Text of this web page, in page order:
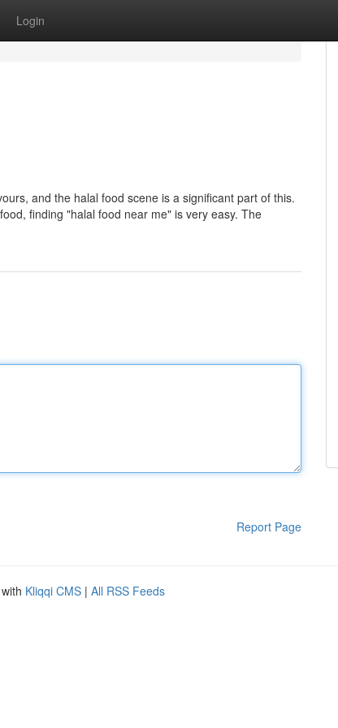
Login
and the halal food scene is a significant part of this.
finding "halal food near me" is very easy. The
Report Page
Kliqqi CMS | All RSS Feeds